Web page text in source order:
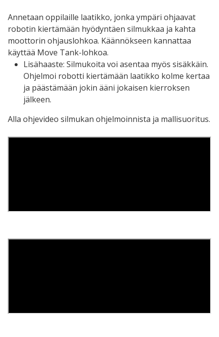
Annetaan oppilaille laatikko, jonka ympäri ohjaavat
robotin kiertämään hyödyntäen silmukkaa ja kahta
moottorin ohjauslohkoa. Käännökseen kannattaa
käyttää Move Tank-lohkoa.
Lisähaaste: Silmukoita voi asentaa myös sisäkkäin.
Ohjelmoi robotti kiertämään laatikko kolme kertaa
ja päästämään jokin ääni jokaisen kierroksen
jälkeen.
Alla ohjevideo silmukan ohjelmoinnista ja mallisuoritus.